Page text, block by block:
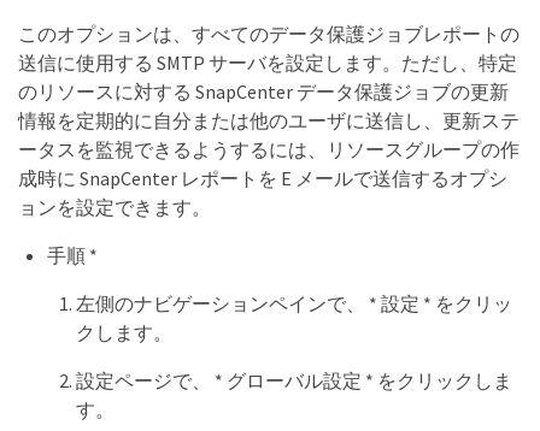
このオプションは、すべてのデータ保護ジョブレポートの
送信に使用する SMTP サーバを設定します。ただし、特定
のリソースに対する SnapCenter データ保護ジョブの更新
情報を定期的に自分または他のユーザに送信し、更新ステ
ータスを監視できるようするには、リソースグループの作
成時に SnapCenter レポートを E メールで送信するオプシ
ョンを設定できます。
手順 *
左側のナビゲーションペインで、 * 設定 * をクリッ
クします。
設定ページで、 * グローバル設定 * をクリックしま
す。